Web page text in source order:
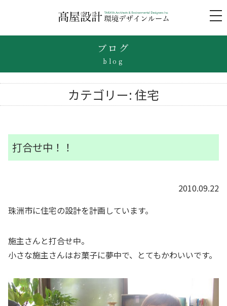
ブログ
blog
カテゴリー: 住宅
打合せ中！！
2010.09.22
珠洲市に住宅の設計を計画しています。
施主さんと打合せ中。
小さな施主さんはお菓子に夢中で、とてもかわいいです。